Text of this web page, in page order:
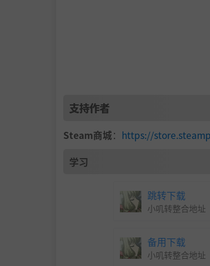
支持作者
Steam商城： https://
学习
跳转下载
小叽转整合地址
备用下载
小叽转整合地址